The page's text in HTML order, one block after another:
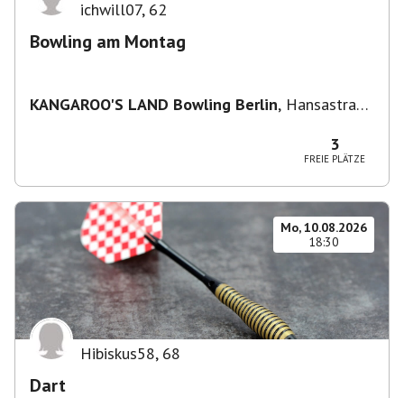
ichwill07, 62
Bowling am Montag
KANGAROO'S LAND Bowling Berlin, Hansastraße
3
FREIE PLÄTZE
Mo, 10.08.2026
18:30
Hibiskus58, 68
Dart